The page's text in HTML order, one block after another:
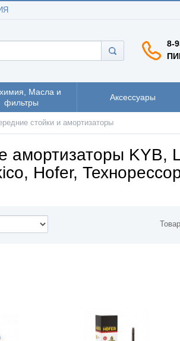
8-
Масла и
фильтры
Аксессуары
стойки и амортизаторы
амортизаторы KYB,
Hofer,